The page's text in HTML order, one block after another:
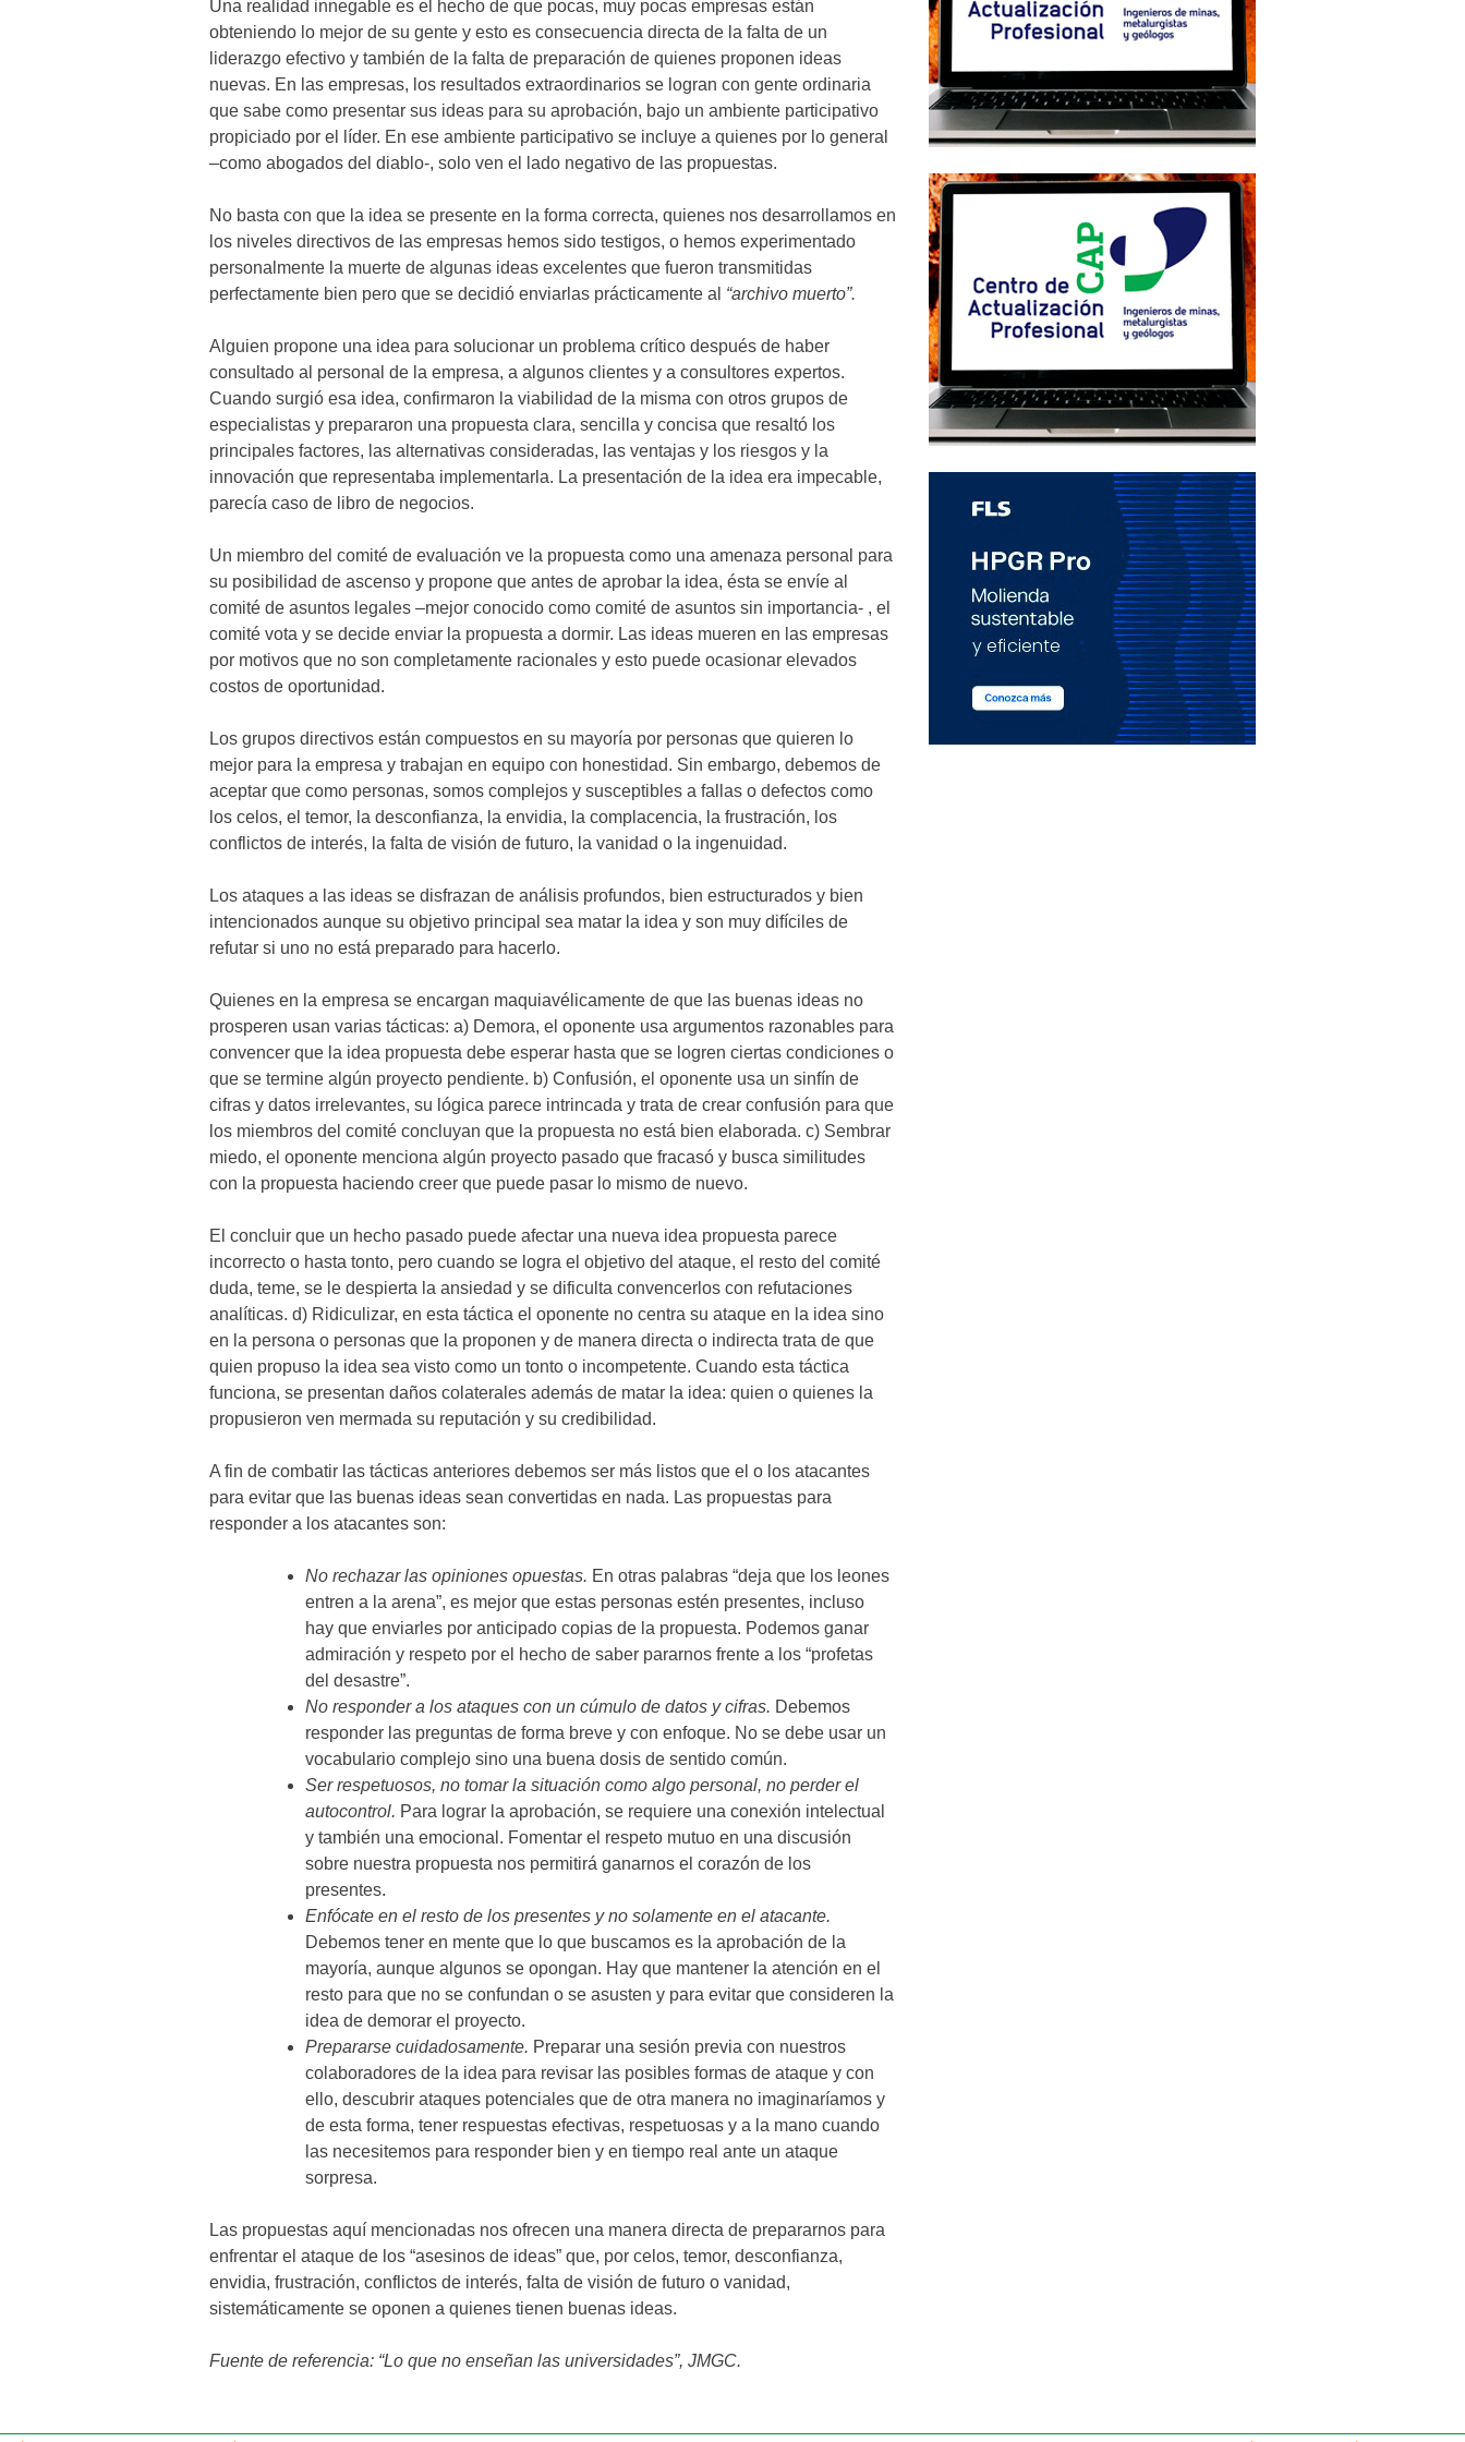
Una realidad innegable es el hecho de que pocas, muy pocas empresas están
obteniendo lo mejor de su gente y esto es consecuencia directa de la falta de un
liderazgo efectivo y también de la falta de preparación de quienes proponen ideas
nuevas. En las empresas, los resultados extraordinarios se logran con gente ordinaria
que sabe como presentar sus ideas para su aprobación, bajo un ambiente participativo
propiciado por el líder. En ese ambiente participativo se incluye a quienes por lo general
–como abogados del diablo-, solo ven el lado negativo de las propuestas.
No basta con que la idea se presente en la forma correcta, quienes nos desarrollamos en
los niveles directivos de las empresas hemos sido testigos, o hemos experimentado
personalmente la muerte de algunas ideas excelentes que fueron transmitidas
perfectamente bien pero que se decidió enviarlas prácticamente al “archivo muerto”.
Alguien propone una idea para solucionar un problema crítico después de haber
consultado al personal de la empresa, a algunos clientes y a consultores expertos.
Cuando surgió esa idea, confirmaron la viabilidad de la misma con otros grupos de
especialistas y prepararon una propuesta clara, sencilla y concisa que resaltó los
principales factores, las alternativas consideradas, las ventajas y los riesgos y la
innovación que representaba implementarla. La presentación de la idea era impecable,
parecía caso de libro de negocios.
Un miembro del comité de evaluación ve la propuesta como una amenaza personal para
su posibilidad de ascenso y propone que antes de aprobar la idea, ésta se envíe al
comité de asuntos legales –mejor conocido como comité de asuntos sin importancia- , el
comité vota y se decide enviar la propuesta a dormir. Las ideas mueren en las empresas
por motivos que no son completamente racionales y esto puede ocasionar elevados
costos de oportunidad.
Los grupos directivos están compuestos en su mayoría por personas que quieren lo
mejor para la empresa y trabajan en equipo con honestidad. Sin embargo, debemos de
aceptar que como personas, somos complejos y susceptibles a fallas o defectos como
los celos, el temor, la desconfianza, la envidia, la complacencia, la frustración, los
conflictos de interés, la falta de visión de futuro, la vanidad o la ingenuidad.
Los ataques a las ideas se disfrazan de análisis profundos, bien estructurados y bien
intencionados aunque su objetivo principal sea matar la idea y son muy difíciles de
refutar si uno no está preparado para hacerlo.
Quienes en la empresa se encargan maquiavélicamente de que las buenas ideas no
prosperen usan varias tácticas: a) Demora, el oponente usa argumentos razonables para
convencer que la idea propuesta debe esperar hasta que se logren ciertas condiciones o
que se termine algún proyecto pendiente. b) Confusión, el oponente usa un sinfín de
cifras y datos irrelevantes, su lógica parece intrincada y trata de crear confusión para que
los miembros del comité concluyan que la propuesta no está bien elaborada. c) Sembrar
miedo, el oponente menciona algún proyecto pasado que fracasó y busca similitudes
con la propuesta haciendo creer que puede pasar lo mismo de nuevo.
El concluir que un hecho pasado puede afectar una nueva idea propuesta parece
incorrecto o hasta tonto, pero cuando se logra el objetivo del ataque, el resto del comité
duda, teme, se le despierta la ansiedad y se dificulta convencerlos con refutaciones
analíticas. d) Ridiculizar, en esta táctica el oponente no centra su ataque en la idea sino
en la persona o personas que la proponen y de manera directa o indirecta trata de que
quien propuso la idea sea visto como un tonto o incompetente. Cuando esta táctica
funciona, se presentan daños colaterales además de matar la idea: quien o quienes la
propusieron ven mermada su reputación y su credibilidad.
A fin de combatir las tácticas anteriores debemos ser más listos que el o los atacantes
para evitar que las buenas ideas sean convertidas en nada. Las propuestas para
responder a los atacantes son:
No rechazar las opiniones opuestas. En otras palabras “deja que los leones
entren a la arena”, es mejor que estas personas estén presentes, incluso
hay que enviarles por anticipado copias de la propuesta. Podemos ganar
admiración y respeto por el hecho de saber pararnos frente a los “profetas
del desastre”.
No responder a los ataques con un cúmulo de datos y cifras. Debemos
responder las preguntas de forma breve y con enfoque. No se debe usar un
vocabulario complejo sino una buena dosis de sentido común.
Ser respetuosos, no tomar la situación como algo personal, no perder el
autocontrol. Para lograr la aprobación, se requiere una conexión intelectual
y también una emocional. Fomentar el respeto mutuo en una discusión
sobre nuestra propuesta nos permitirá ganarnos el corazón de los
presentes.
Enfócate en el resto de los presentes y no solamente en el atacante.
Debemos tener en mente que lo que buscamos es la aprobación de la
mayoría, aunque algunos se opongan. Hay que mantener la atención en el
resto para que no se confundan o se asusten y para evitar que consideren la
idea de demorar el proyecto.
Prepararse cuidadosamente. Preparar una sesión previa con nuestros
colaboradores de la idea para revisar las posibles formas de ataque y con
ello, descubrir ataques potenciales que de otra manera no imaginaríamos y
de esta forma, tener respuestas efectivas, respetuosas y a la mano cuando
las necesitemos para responder bien y en tiempo real ante un ataque
sorpresa.
Las propuestas aquí mencionadas nos ofrecen una manera directa de prepararnos para
enfrentar el ataque de los “asesinos de ideas” que, por celos, temor, desconfianza,
envidia, frustración, conflictos de interés, falta de visión de futuro o vanidad,
sistemáticamente se oponen a quienes tienen buenas ideas.
Fuente de referencia: “Lo que no enseñan las universidades”, JMGC.